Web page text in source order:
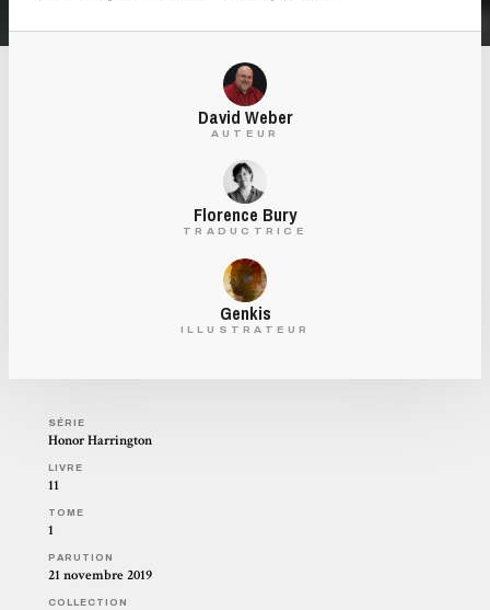
David Weber
AUTEUR
Florence Bury
TRADUCTRICE
Genkis
ILLUSTRATEUR
SÉRIE
Honor Harrington
LIVRE
11
TOME
1
PARUTION
21 novembre 2019
COLLECTION